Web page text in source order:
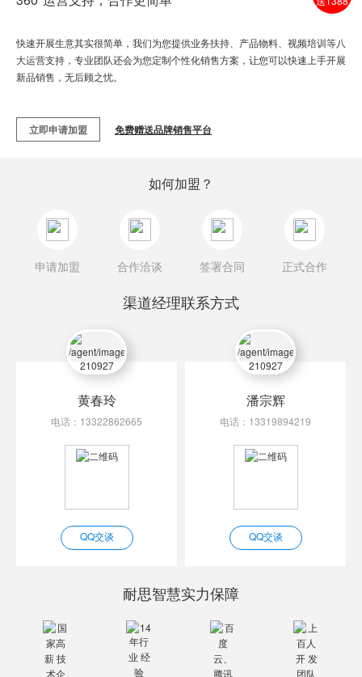
快速开展生意其实很简单，我们为您提供业务扶持、产品物料、视频培训等八
大运营支持，专业团队还会为您定制个性化销售方案，让您可以快速上手开展
新品销售，无后顾之忧。
立即申请加盟 免费赠送品牌销售平台
如何加盟？
申请加盟 合作洽谈 签署合同 正式合作
渠道经理联系方式
黄春玲
电话：13322862665
QQ交谈
潘宗辉
电话：13319894219
QQ交谈
耐思智慧实力保障